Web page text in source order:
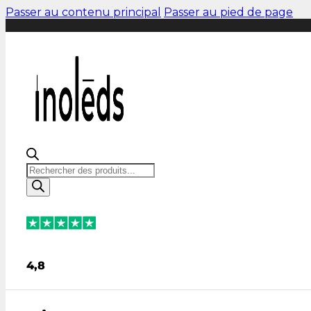
Passer au contenu principal Passer au pied de page
Recherche
de
produits
4,8